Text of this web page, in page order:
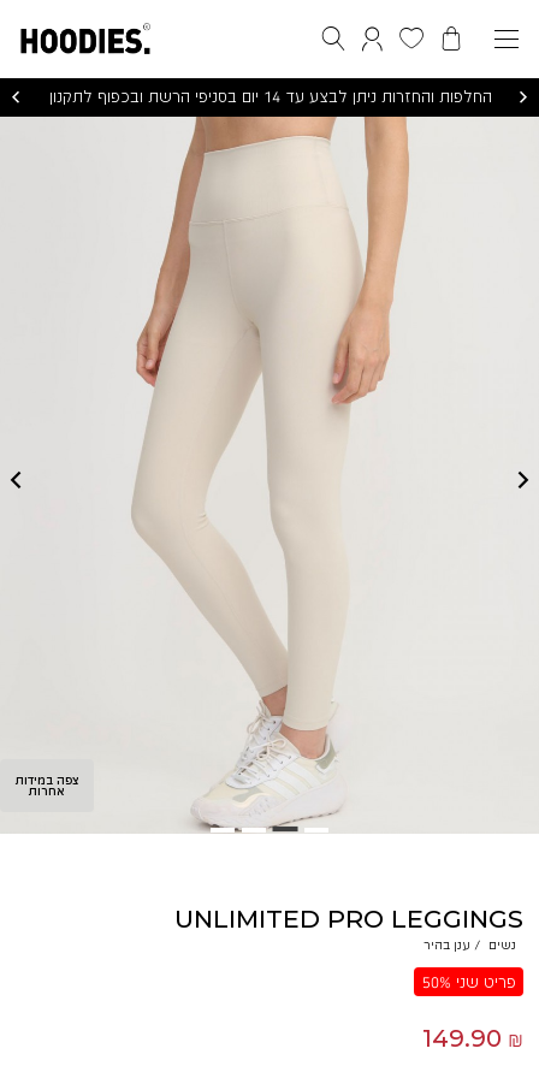
הסל שליהמועדפים שליהתחברות / הרשמה
חיפוש
החלפות והחזרות ניתן לבצע עד 14 יום בסניפי הרשת ובכפוף לתקנון
UNLIMITED
PRO
LEGGINGS
צפה במידות
אחרות
UNLIMITED PRO LEGGINGS
נשים / ענן בהיר
פריט שני 50%
149.90 ₪